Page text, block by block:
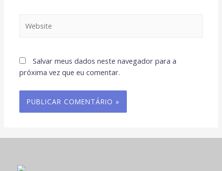
Salvar meus dados neste navegador para a
próxima vez que eu comentar.